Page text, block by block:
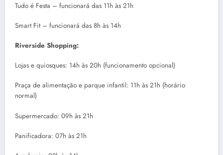
Tudo é Festa – funcionará das 11h às 21h
Smart Fit – funcionará das 8h às 14h
Riverside Shopping:
Lojas e quiosques: 14h às 20h (funcionamento opcional)
Praça de alimentação e parque infantil: 11h às 21h (horário
normal)
Supermercado: 09h às 21h
Panificadora: 07h às 21h